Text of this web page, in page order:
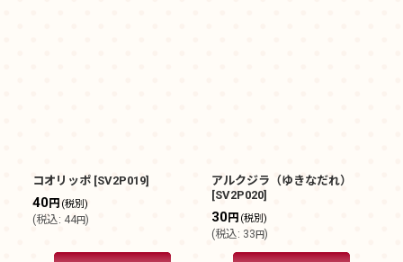
コオリッポ [SV2P019]
40円 (税別)
(税込: 44円)
アルクジラ（ゆきなだれ）
[SV2P020]
30円 (税別)
(税込: 33円)